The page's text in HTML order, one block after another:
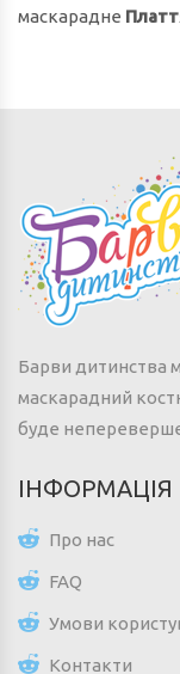
маскарадне
Барви дитинства
маскарадний
буде
ІНФОРМАЦІЯ
Про нас
FAQ
Умови
Контакти